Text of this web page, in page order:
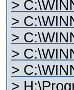
>
>
>
>
>
>